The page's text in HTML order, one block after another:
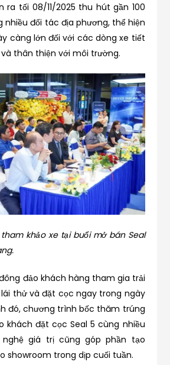
ra tối 08/11/2025 thu hút gần 100
nhiều đối tác địa phương, thể hiện
càng lớn đối với các dòng xe tiết
thân thiện với môi trường.
khảo xe tại buổi mở bán Seal
đảo khách hàng tham gia trải
thử và đặt cọc ngay trong ngày
đó, chương trình bốc thăm trúng
khách đặt cọc Seal 5 cùng nhiều
giá trị cũng góp phần tạo
showroom trong dịp cuối tuần.